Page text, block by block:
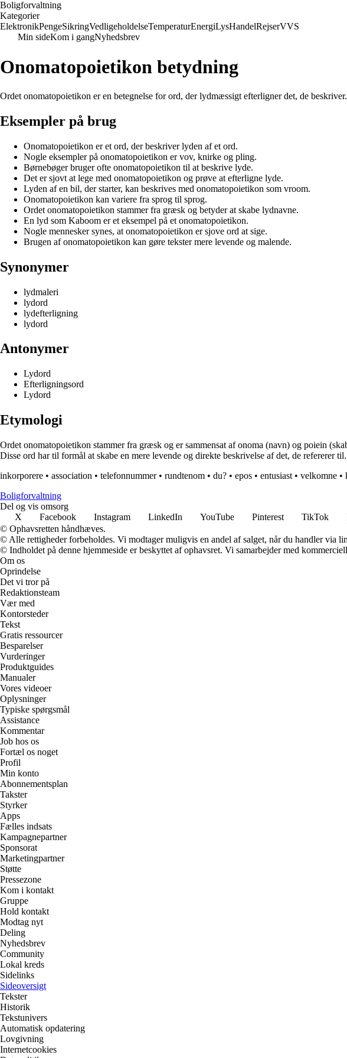
Boligforvaltning
Kategorier
ElektronikPengeSikringVedligeholdelseTemperaturEnergiLysHandelRejserVVS
Min sideKom i gangNyhedsbrev
Onomatopoietikon betydning
Ordet onomatopoietikon er en betegnelse for ord, der lydmæssigt efterligner det, de
Eksempler på brug
Onomatopoietikon er et ord, der beskriver lyden af et ord.
Nogle eksempler på onomatopoietikon er vov, knirke og pling.
Børnebøger bruger ofte onomatopoietikon til at beskrive lyde.
Det er sjovt at lege med onomatopoietikon og prøve at efterligne lyde.
Lyden af en bil, der starter, kan beskrives med onomatopoietikon som vroom.
Onomatopoietikon kan variere fra sprog til sprog.
Ordet onomatopoietikon stammer fra græsk og betyder at skabe lydnavne.
En lyd som Kaboom er et eksempel på et onomatopoietikon.
Nogle mennesker synes, at onomatopoietikon er sjove ord at sige.
Brugen af onomatopoietikon kan gøre tekster mere levende og malende.
Synonymer
lydmaleri
lydord
lydefterligning
lydord
Antonymer
Lydord
Efterligningsord
Lydord
Etymologi
Ordet onomatopoietikon stammer fra græsk og er sammensat af onoma (navn) og poiein
Disse ord har til formål at skabe en mere levende og direkte beskrivelse af det, de refererer til.
inkorporere • association • telefonnummer• rundtenom • du? • epos • entusiast • velkomne •
Boligforvaltning
Del og vis omsorg
X
Facebook Instagram LinkedIn YouTube Pinterest TikTok
© Ophavsretten håndhæves.
© Alle rettigheder forbeholdes. Vi modtager muligvis en andel af salget, når du handler via
© Indholdet på denne hjemmeside er beskyttet af ophavsret. Vi samarbejder med
Om os
Oprindelse
Det vi tror på
Redaktionsteam
Vær med
Kontorsteder
Tekst
Gratis ressourcer
Besparelser
Vurderinger
Produktguides
Manualer
Vores videoer
Oplysninger
Typiske spørgsmål
Assistance
Kommentar
Job hos os
Fortæl os noget
Profil
Min konto
Abonnementsplan
Takster
Styrker
Apps
Fælles indsats
Kampagnepartner
Sponsorat
Marketingpartner
Støtte
Pressezone
Kom i kontakt
Gruppe
Hold kontakt
Modtag nyt
Deling
Nyhedsbrev
Community
Lokal kreds
Sidelinks
Sideoversigt
Tekster
Historik
Tekstunivers
Automatisk opdatering
Lovgivning
Internetcookies